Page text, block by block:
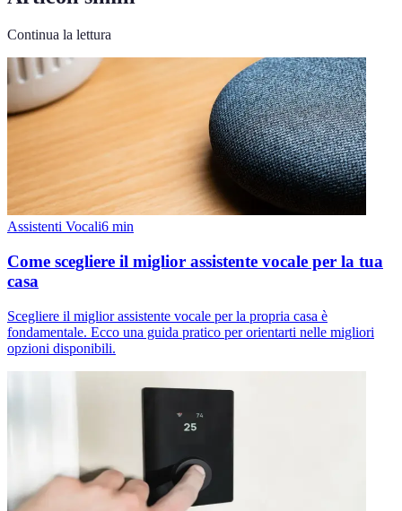
Continua la lettura
Assistenti Vocali6 min
Come scegliere il miglior assistente vocale per la tua
casa
Scegliere il miglior assistente vocale per la propria casa è
fondamentale. Ecco una guida pratico per orientarti nelle migliori
opzioni disponibili.